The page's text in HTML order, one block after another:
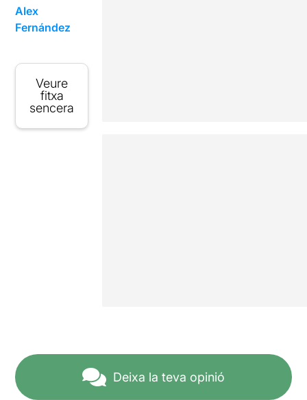
Alex
Fernández
Veure
fitxa
sencera
Deixa la teva opinió